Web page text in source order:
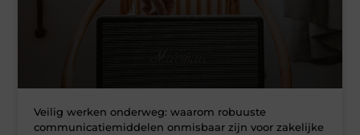
Veilig werken onderweg: waarom robuuste
communicatiemiddelen onmisbaar zijn voor zakelijke